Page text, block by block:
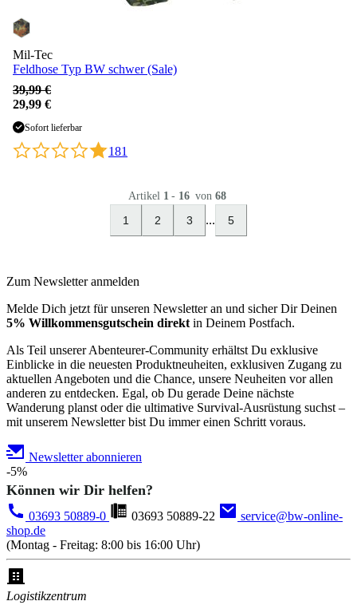
Mil-Tec
Feldhose Typ BW schwer (Sale)
39,99 €
29,99 €
Sofort lieferbar
181
Artikel 1 - 16 von 68
1 2 3 ... 5
Zum Newsletter anmelden
Melde Dich jetzt für unseren Newsletter an und sicher Dir Deinen
5% Willkommensgutschein direkt in Deinem Postfach.
Als Teil unserer Abenteurer-Community erhältst Du exklusive
Einblicke in die neuesten Produktneuheiten, exklusiven Zugang zu
aktuellen Angeboten und die Chance, unsere Neuheiten vor allen
anderen zu entdecken. Egal, ob Du gerade Deine nächste
Wanderung planst oder die ultimative Survival-Ausrüstung suchst –
mit unserem Newsletter bist Du immer einen Schritt voraus.
Newsletter abonnieren
-5%
Können wir Dir helfen?
03693 50889-0 03693 50889-22
service@bw-online-
shop.de
(Montag - Freitag: 8:00 bis 16:00 Uhr)
Logistikzentrum